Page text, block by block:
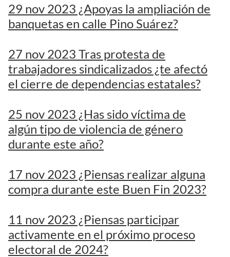
29 nov 2023 ¿Apoyas la ampliación de
banquetas en calle Pino Suárez?
27 nov 2023 Tras protesta de
trabajadores sindicalizados ¿te afectó
el cierre de dependencias estatales?
25 nov 2023 ¿Has sido víctima de
algún tipo de violencia de género
durante este año?
17 nov 2023 ¿Piensas realizar alguna
compra durante este Buen Fin 2023?
11 nov 2023 ¿Piensas participar
activamente en el próximo proceso
electoral de 2024?